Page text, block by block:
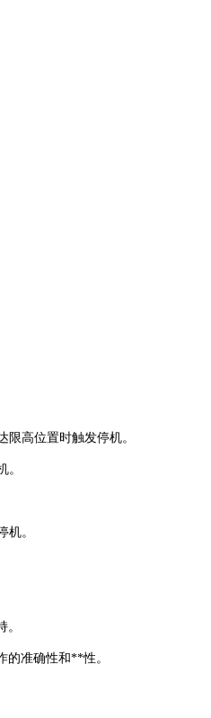
高位置时触发停机。
。
机。
准确性和**性。